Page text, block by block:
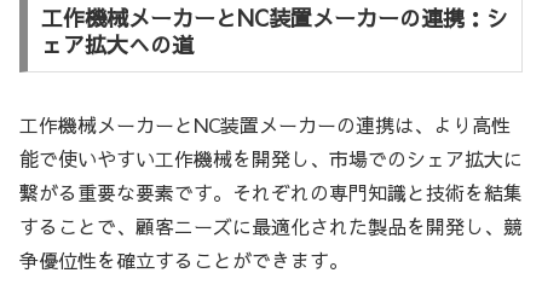
工作機械メーカーとNC装置メーカーの連携：シ
ェア拡大への道
工作機械メーカーとNC装置メーカーの連携は、より高性
能で使いやすい工作機械を開発し、市場でのシェア拡大に
繋がる重要な要素です。それぞれの専門知識と技術を結集
することで、顧客ニーズに最適化された製品を開発し、競
争優位性を確立することができます。